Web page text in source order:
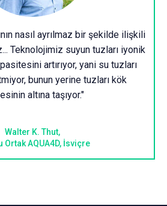
nasıl ayrılmaz bir şekilde ilişkili
Teknolojimiz suyun tuzları iyonik
artırıyor, yani su tuzları
bunun yerine tuzları kök
altına taşıyor."
Walter K. Thut,
Ortak AQUA4D, İsviçre